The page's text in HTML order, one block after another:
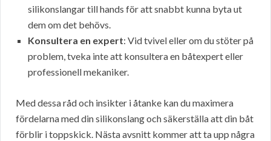
silikonslangar till hands för att snabbt kunna byta ut
dem om det behövs.
Konsultera en expert: Vid tvivel eller om du stöter på
problem, tveka inte att konsultera en båtexpert eller
professionell mekaniker.
Med dessa råd och insikter i åtanke kan du maximera
fördelarna med din silikonslang och säkerställa att din båt
förblir i toppskick. Nästa avsnitt kommer att ta upp några